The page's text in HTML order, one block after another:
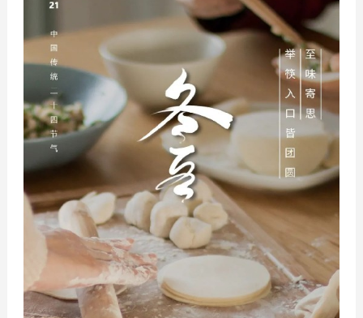
牌资讯
公司动态
行业资讯
品案例
商加盟
加盟优势
条件与流程
智造4.0